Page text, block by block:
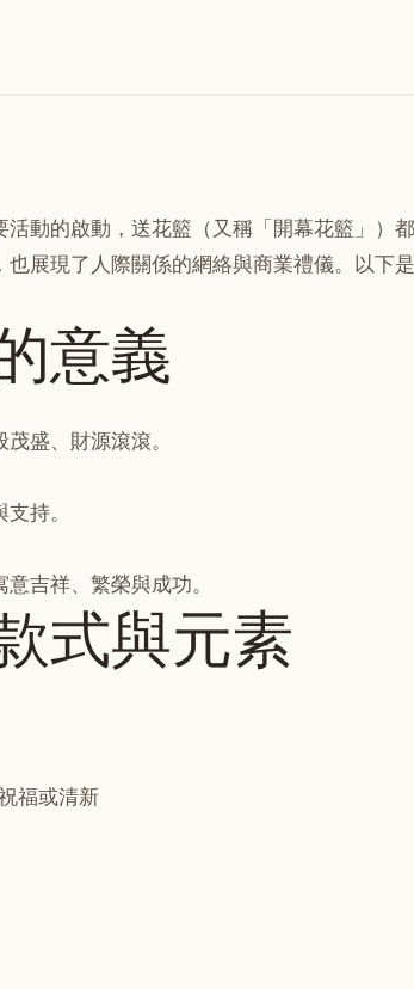
動的啟動，送花籃（又稱「開幕花籃」）
展現了人際關係的網絡與商業禮儀。以下
意義
盛、財源滾滾。
持。
吉祥、繁榮與成功。
式與元素
福或清新